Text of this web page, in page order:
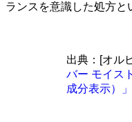
ランスを意識した処方と
出典：[オル
バー モイス
成分表示）」